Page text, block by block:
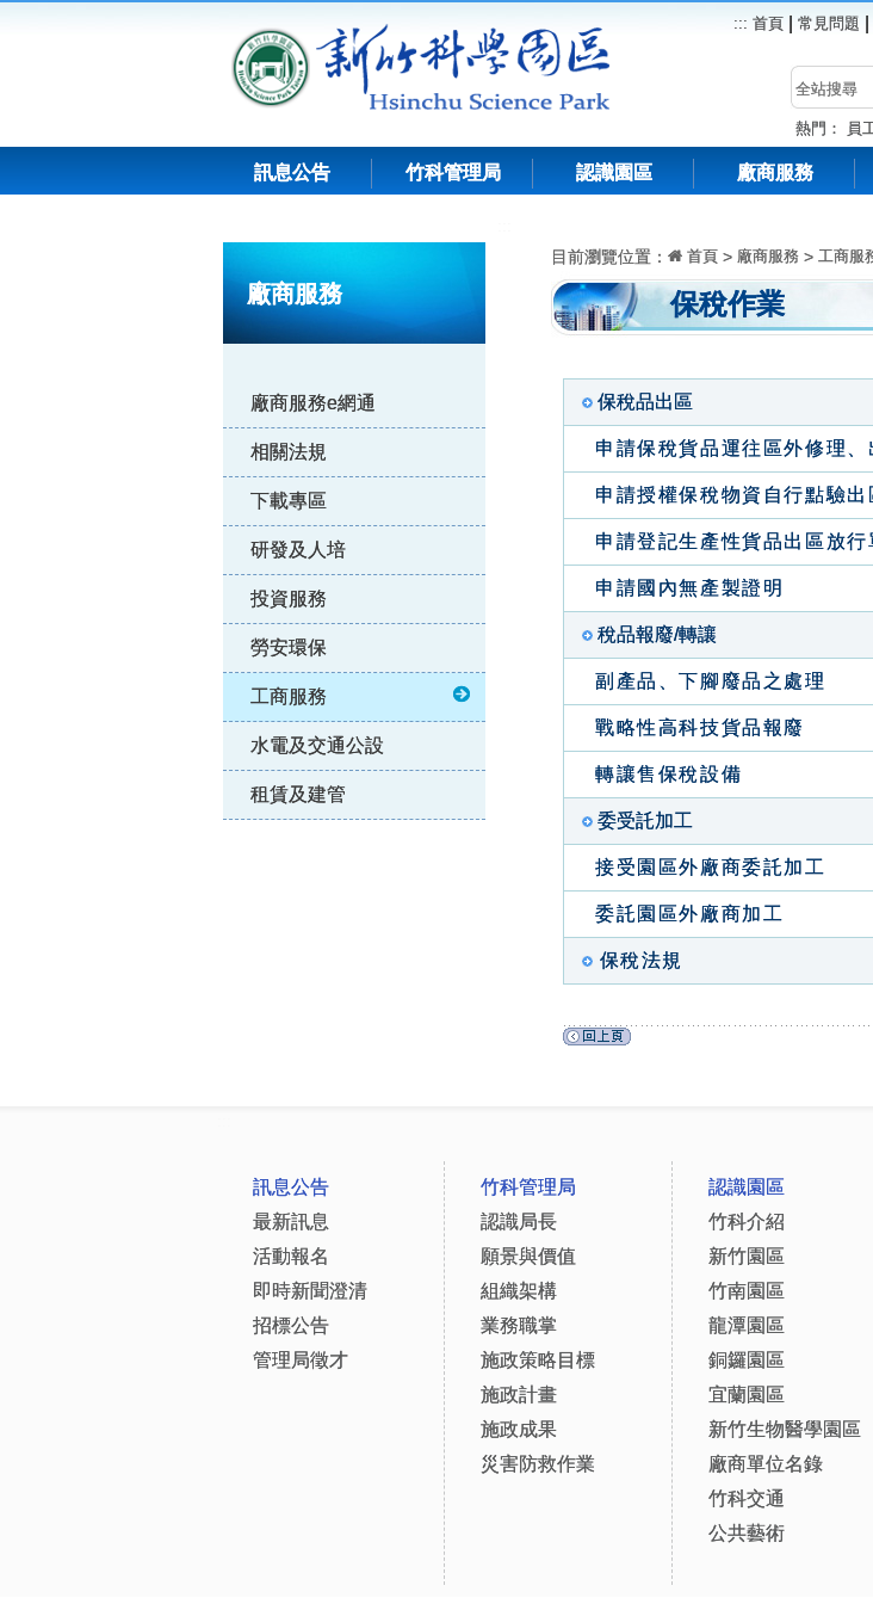
::: 首頁 常見問題
熱門： 員
訊息公告 竹科管理局 認識園區 廠商服務
廠商服務
廠商服務e網通
相關法規
下載專區
研發及人培
投資服務
勞安環保
工商服務
水電及交通公設
租賃及建管
目前瀏覽位置： 首頁 > 廠商服務 > 工商服
保稅作業
保稅品出區
申請保稅貨品運往區外修理
申請授權保稅物資自行點驗
申請登記生產性貨品出區放行
申請國內無產製證明
稅品報廢/轉讓
副產品、下腳廢品之處理
戰略性高科技貨品報廢
轉讓售保稅設備
委受託加工
接受園區外廠商委託加工
委託園區外廠商加工
保稅法規
訊息公告
最新訊息
活動報名
即時新聞澄清
招標公告
管理局徵才
竹科管理局
認識局長
願景與價值
組織架構
業務職掌
施政策略目標
施政計畫
施政成果
災害防救作業
認識園區
竹科介紹
新竹園區
竹南園區
龍潭園區
銅鑼園區
宜蘭園區
新竹生物醫學園區
廠商單位名錄
竹科交通
公共藝術